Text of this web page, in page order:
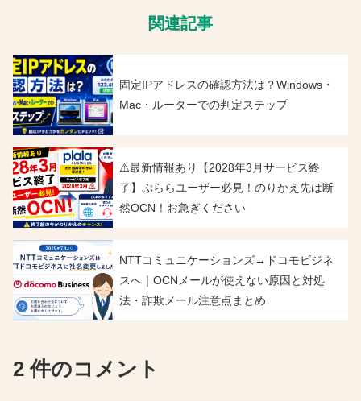
関連記事
固定IPアドレスの確認方法は？Windows・
Mac・ルーターでの判定ステップ
⚠️最新情報あり【2028年3月サービス終
了】ぷららユーザー必見！のりかえ先は断
然OCN！お急ぎください
NTTコミュニケーションズ→ドコモビジネ
スへ｜OCNメールが使えない原因と対処
法・詐欺メール注意点まとめ
2 件のコメント